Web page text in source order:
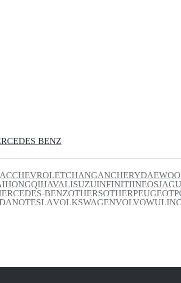
BENZ
CHEVROLETCHANGANCHERYDAEWOO
HONGQIHAVALISUZUINFINITIINEOS
BENZOTHERSOTHERPEUGEOT
TESLAVOLKSWAGENVOLVO